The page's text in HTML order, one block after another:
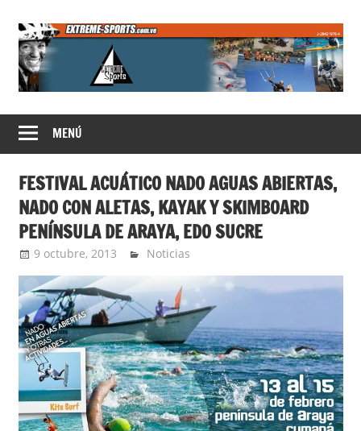
contenido
Extreme
Sports
MENÚ
FESTIVAL ACUÁTICO NADO AGUAS ABIERTAS,
NADO CON ALETAS, KAYAK Y SKIMBOARD
PENÍNSULA DE ARAYA, EDO SUCRE
9 octubre, 2013 Extreme Sports
Noticias